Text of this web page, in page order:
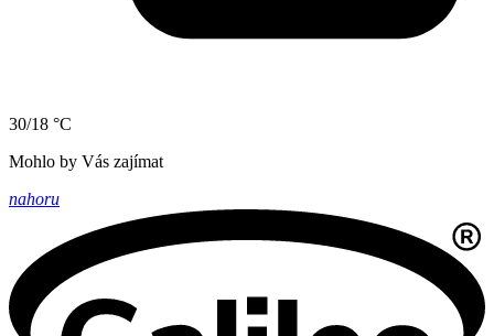
30/18 °C
Mohlo by Vás zajímat
nahoru